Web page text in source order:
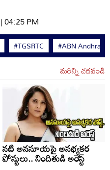
04:25 PM
#TGSRTC #ABN
మరిన్ని చదవండి
నటి అనసూయపై అసభ్యకర
పోస్టులు.. నిందితుడి అరెస్ట్